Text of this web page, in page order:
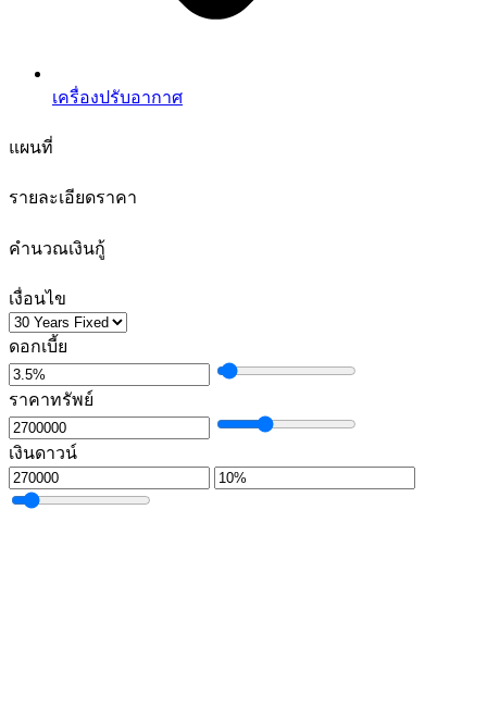
เครื่องปรับอากาศ
แผนที่
รายละเอียดราคา
คำนวณเงินกู้
เงื่อนไข
ดอกเบี้ย
ราคาทรัพย์
เงินดาวน์